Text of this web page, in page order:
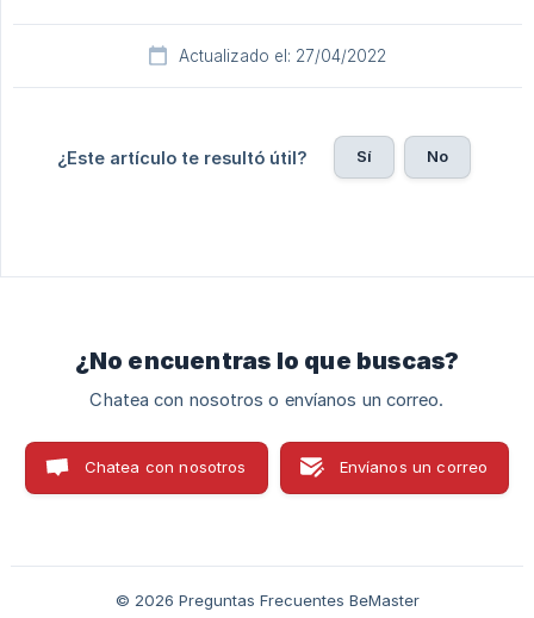
Actualizado el: 27/04/2022
¿Este artículo te resultó útil? Sí No
¿No encuentras lo que buscas?
Chatea con nosotros o envíanos un correo.
Chatea con nosotros Envíanos un correo
© 2026 Preguntas Frecuentes BeMaster